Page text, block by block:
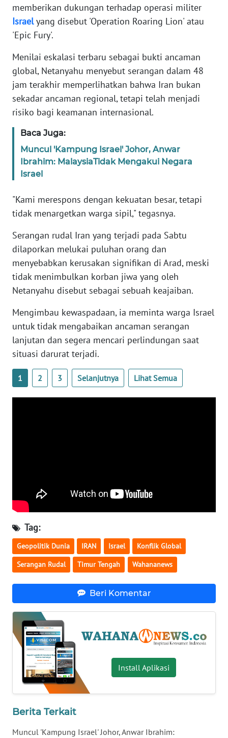
memberikan dukungan terhadap operasi militer
Israelyang disebut 'Operation Roaring Lion' atau
'Epic Fury'.
Menilai eskalasi terbaru sebagai bukti ancaman
global, Netanyahu menyebut serangan dalam 48
jam terakhir memperlihatkan bahwa Iran bukan
sekadar ancaman regional, tetapi telah menjadi
risiko bagi keamanan internasional.
Baca Juga:
Muncul 'Kampung Israel' Johor, Anwar
Ibrahim: MalaysiaTidak Mengakui Negara
Israel
"Kami merespons dengan kekuatan besar, tetapi
tidak menargetkan warga sipil," tegasnya.
Serangan rudal Iran yang terjadi pada Sabtu
dilaporkan melukai puluhan orang dan
menyebabkan kerusakan signifikan di Arad, meski
tidak menimbulkan korban jiwa yang oleh
Netanyahu disebut sebagai sebuah keajaiban.
Mengimbau kewaspadaan, ia meminta warga Israel
untuk tidak mengabaikan ancaman serangan
lanjutan dan segera mencari perlindungan saat
situasi darurat terjadi.
1 2 3 Selanjutnya Lihat Semua
Tag:
Geopolitik Dunia IRAN Israel Konflik Global
Serangan Rudal Timur Tengah Wahananews
Beri Komentar
Install Aplikasi
Berita Terkait
Muncul 'Kampung Israel' Johor, Anwar Ibrahim:
Wahana
News
Regional
WN
SUMUT
WN
JAKARTA
WN
JABAR
WN
WN
WN
KEPRI
PAPUA
WN
BARAT
WN
RIAU
SULTRA
WN
NTB
SULTENG
WN
BABEL
WN
SUMBAR
WN